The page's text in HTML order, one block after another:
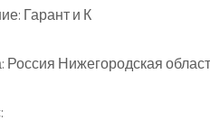
Гарант и К
Россия Нижегородская